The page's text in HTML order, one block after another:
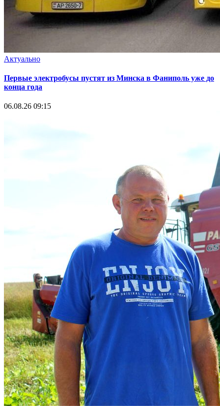
Актуально
Первые электробусы пустят из Минска в Фаниполь уже до
конца года
06.08.26 09:15